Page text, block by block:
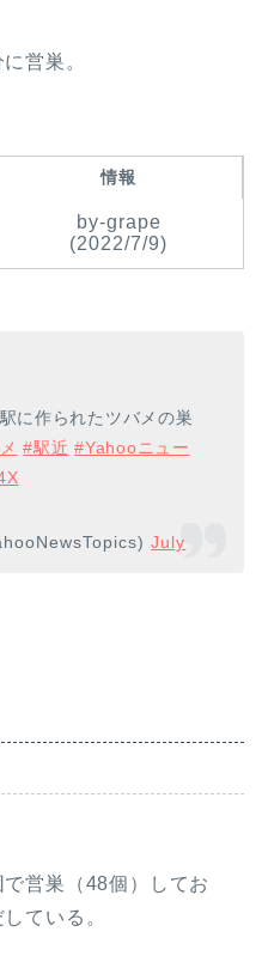
営巣。
情報
by-grape
(2022/7/9)
に作られたツバメの巣
#駅近 #Yahooニュー
July
営巣（48個）してお
ている。